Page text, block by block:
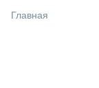
Главная